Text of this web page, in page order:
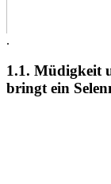
.
1.1. Müdigkeit
bringt ein